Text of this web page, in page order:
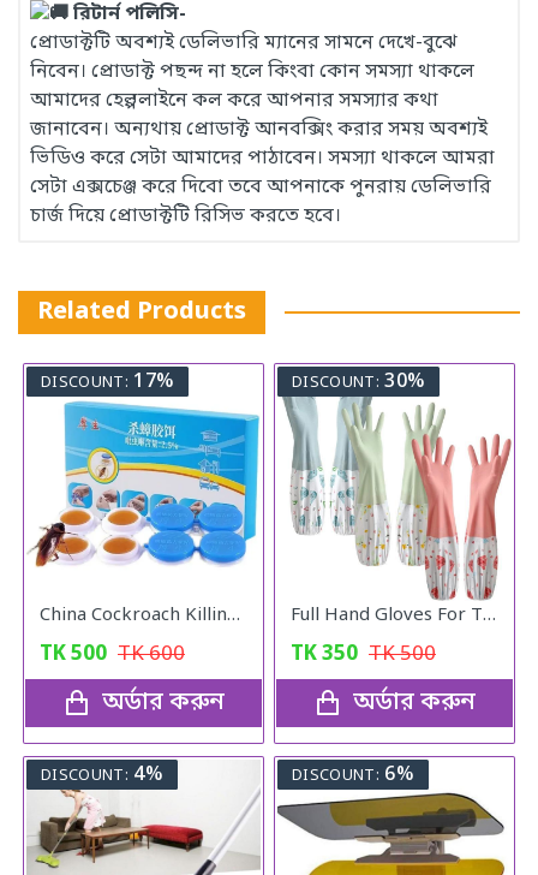
রিটার্ন পলিসি-
প্রোডাক্টটি অবশ্যই ডেলিভারি ম্যানের সামনে দেখে-বুঝে
নিবেন। প্রোডাক্ট পছন্দ না হলে কিংবা কোন সমস্যা থাকলে
আমাদের হেল্পলাইনে কল করে আপনার সমস্যার কথা
জানাবেন। অন্যথায় প্রোডাক্ট আনবক্সিং করার সময় অবশ্যই
ভিডিও করে সেটা আমাদের পাঠাবেন। সমস্যা থাকলে আমরা
সেটা এক্সচেঞ্জ করে দিবো তবে আপনাকে পুনরায় ডেলিভারি
চার্জ দিয়ে প্রোডাক্টটি রিসিভ করতে হবে।
Related Products
DISCOUNT: 17%
China Cockroach Killing Catch
TK500 TK600
অর্ডার করুন
DISCOUNT: 30%
Full Hand Gloves For The Kitchen
TK350 TK500
অর্ডার করুন
DISCOUNT: 4% DISCOUNT: 6%